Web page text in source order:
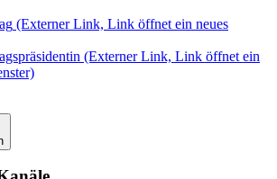
(Externer Link, Link öffnet ein neues
(Externer Link, Link öffnet ein